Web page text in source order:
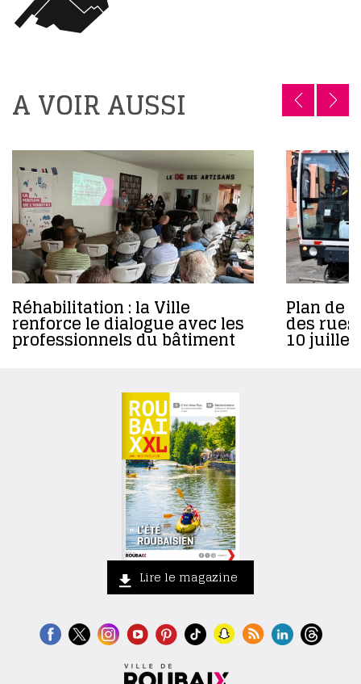
A VOIR AUSSI
Réhabilitation : la Ville
renforce le dialogue avec les
professionnels du bâtiment
Plan de
des
10 juillet
Lire le magazine